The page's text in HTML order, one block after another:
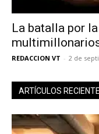
La batalla por
REDACCION VT - 2 de
ARTÍCULOS